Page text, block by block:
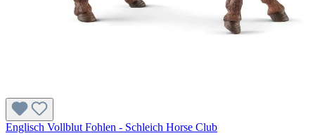
Englisch Vollblut Fohlen - Schleich Horse Club